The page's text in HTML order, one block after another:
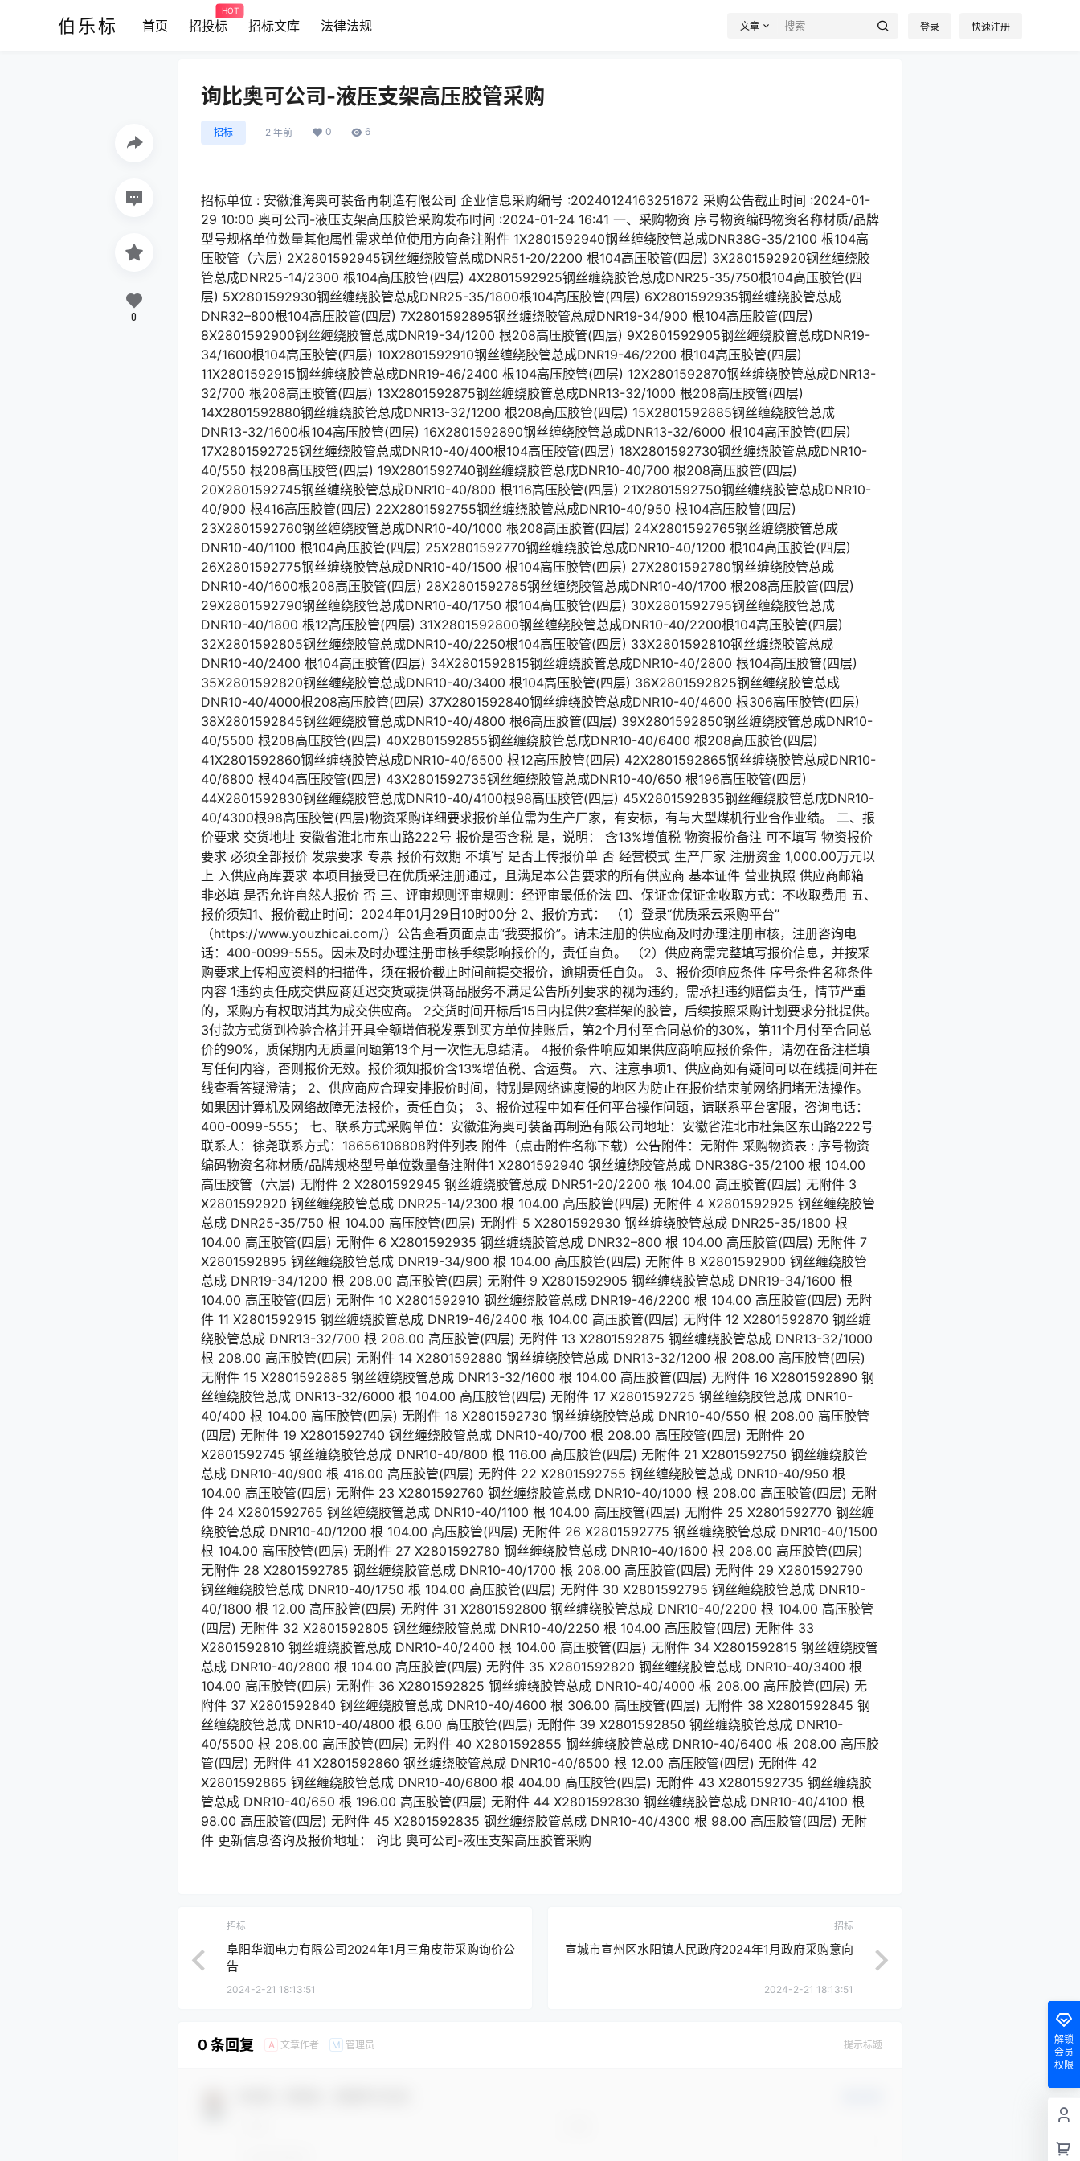
伯乐标 首页 招投标
HOT
招标文库 法律法规 文章 登录 快速注册
询比奥可公司-液压支架高压胶管采购
招标 2 年前 0 6
招标单位 : 安徽淮海奥可装备再制造有限公司 企业信息采购编号 :20240124163251672 采购公告截止时间 :2024-01-
29 10:00 奥可公司-液压支架高压胶管采购发布时间 :2024-01-24 16:41 一、采购物资 序号物资编码物资名称材质/品牌
型号规格单位数量其他属性需求单位使用方向备注附件 1X2801592940钢丝缠绕胶管总成DNR38G-35/2100 根104高
压胶管（六层) 2X2801592945钢丝缠绕胶管总成DNR51-20/2200 根104高压胶管(四层) 3X2801592920钢丝缠绕胶
管总成DNR25-14/2300 根104高压胶管(四层) 4X2801592925钢丝缠绕胶管总成DNR25-35/750根104高压胶管(四
层) 5X2801592930钢丝缠绕胶管总成DNR25-35/1800根104高压胶管(四层) 6X2801592935钢丝缠绕胶管总成
DNR32–800根104高压胶管(四层) 7X2801592895钢丝缠绕胶管总成DNR19-34/900 根104高压胶管(四层)
8X2801592900钢丝缠绕胶管总成DNR19-34/1200 根208高压胶管(四层) 9X2801592905钢丝缠绕胶管总成DNR19-
34/1600根104高压胶管(四层) 10X2801592910钢丝缠绕胶管总成DNR19-46/2200 根104高压胶管(四层)
11X2801592915钢丝缠绕胶管总成DNR19-46/2400 根104高压胶管(四层) 12X2801592870钢丝缠绕胶管总成DNR13-
32/700 根208高压胶管(四层) 13X2801592875钢丝缠绕胶管总成DNR13-32/1000 根208高压胶管(四层)
14X2801592880钢丝缠绕胶管总成DNR13-32/1200 根208高压胶管(四层) 15X2801592885钢丝缠绕胶管总成
DNR13-32/1600根104高压胶管(四层) 16X2801592890钢丝缠绕胶管总成DNR13-32/6000 根104高压胶管(四层)
17X2801592725钢丝缠绕胶管总成DNR10-40/400根104高压胶管(四层) 18X2801592730钢丝缠绕胶管总成DNR10-
40/550 根208高压胶管(四层) 19X2801592740钢丝缠绕胶管总成DNR10-40/700 根208高压胶管(四层)
20X2801592745钢丝缠绕胶管总成DNR10-40/800 根116高压胶管(四层) 21X2801592750钢丝缠绕胶管总成DNR10-
40/900 根416高压胶管(四层) 22X2801592755钢丝缠绕胶管总成DNR10-40/950 根104高压胶管(四层)
23X2801592760钢丝缠绕胶管总成DNR10-40/1000 根208高压胶管(四层) 24X2801592765钢丝缠绕胶管总成
DNR10-40/1100 根104高压胶管(四层) 25X2801592770钢丝缠绕胶管总成DNR10-40/1200 根104高压胶管(四层)
26X2801592775钢丝缠绕胶管总成DNR10-40/1500 根104高压胶管(四层) 27X2801592780钢丝缠绕胶管总成
DNR10-40/1600根208高压胶管(四层) 28X2801592785钢丝缠绕胶管总成DNR10-40/1700 根208高压胶管(四层)
29X2801592790钢丝缠绕胶管总成DNR10-40/1750 根104高压胶管(四层) 30X2801592795钢丝缠绕胶管总成
DNR10-40/1800 根12高压胶管(四层) 31X2801592800钢丝缠绕胶管总成DNR10-40/2200根104高压胶管(四层)
32X2801592805钢丝缠绕胶管总成DNR10-40/2250根104高压胶管(四层) 33X2801592810钢丝缠绕胶管总成
DNR10-40/2400 根104高压胶管(四层) 34X2801592815钢丝缠绕胶管总成DNR10-40/2800 根104高压胶管(四层)
35X2801592820钢丝缠绕胶管总成DNR10-40/3400 根104高压胶管(四层) 36X2801592825钢丝缠绕胶管总成
DNR10-40/4000根208高压胶管(四层) 37X2801592840钢丝缠绕胶管总成DNR10-40/4600 根306高压胶管(四层)
38X2801592845钢丝缠绕胶管总成DNR10-40/4800 根6高压胶管(四层) 39X2801592850钢丝缠绕胶管总成DNR10-
40/5500 根208高压胶管(四层) 40X2801592855钢丝缠绕胶管总成DNR10-40/6400 根208高压胶管(四层)
41X2801592860钢丝缠绕胶管总成DNR10-40/6500 根12高压胶管(四层) 42X2801592865钢丝缠绕胶管总成DNR10-
40/6800 根404高压胶管(四层) 43X2801592735钢丝缠绕胶管总成DNR10-40/650 根196高压胶管(四层)
44X2801592830钢丝缠绕胶管总成DNR10-40/4100根98高压胶管(四层) 45X2801592835钢丝缠绕胶管总成DNR10-
40/4300根98高压胶管(四层)物资采购详细要求报价单位需为生产厂家，有安标，有与大型煤机行业合作业绩。 二、报
价要求 交货地址 安徽省淮北市东山路222号 报价是否含税 是，说明： 含13%增值税 物资报价备注 可不填写 物资报价
要求 必须全部报价 发票要求 专票 报价有效期 不填写 是否上传报价单 否 经营模式 生产厂家 注册资金 1,000.00万元以
上 入供应商库要求 本项目接受已在优质采注册通过，且满足本公告要求的所有供应商 基本证件 营业执照 供应商邮箱
非必填 是否允许自然人报价 否 三、评审规则评审规则：经评审最低价法 四、保证金保证金收取方式：不收取费用 五、
报价须知1、报价截止时间：2024年01月29日10时00分 2、报价方式： （1）登录“优质采云采购平台”
（https://www.youzhicai.com/）公告查看页面点击“我要报价”。请未注册的供应商及时办理注册审核，注册咨询电
话：400-0099-555。因未及时办理注册审核手续影响报价的，责任自负。 （2）供应商需完整填写报价信息，并按采
购要求上传相应资料的扫描件，须在报价截止时间前提交报价，逾期责任自负。 3、报价须响应条件 序号条件名称条件
内容 1违约责任成交供应商延迟交货或提供商品服务不满足公告所列要求的视为违约，需承担违约赔偿责任，情节严重
的，采购方有权取消其为成交供应商。 2交货时间开标后15日内提供2套样架的胶管，后续按照采购计划要求分批提供。
3付款方式货到检验合格并开具全额增值税发票到买方单位挂账后，第2个月付至合同总价的30%，第11个月付至合同总
价的90%，质保期内无质量问题第13个月一次性无息结清。 4报价条件响应如果供应商响应报价条件，请勿在备注栏填
写任何内容，否则报价无效。报价须知报价含13%增值税、含运费。 六、注意事项1、供应商如有疑问可以在线提问并在
线查看答疑澄清； 2、供应商应合理安排报价时间，特别是网络速度慢的地区为防止在报价结束前网络拥堵无法操作。
如果因计算机及网络故障无法报价，责任自负； 3、报价过程中如有任何平台操作问题，请联系平台客服，咨询电话：
400-0099-555； 七、联系方式采购单位：安徽淮海奥可装备再制造有限公司地址：安徽省淮北市杜集区东山路222号
联系人：徐尧联系方式：18656106808附件列表 附件（点击附件名称下载）公告附件：无附件 采购物资表 : 序号物资
编码物资名称材质/品牌规格型号单位数量备注附件1 X2801592940 钢丝缠绕胶管总成 DNR38G-35/2100 根 104.00
高压胶管（六层) 无附件 2 X2801592945 钢丝缠绕胶管总成 DNR51-20/2200 根 104.00 高压胶管(四层) 无附件 3
X2801592920 钢丝缠绕胶管总成 DNR25-14/2300 根 104.00 高压胶管(四层) 无附件 4 X2801592925 钢丝缠绕胶管
总成 DNR25-35/750 根 104.00 高压胶管(四层) 无附件 5 X2801592930 钢丝缠绕胶管总成 DNR25-35/1800 根
104.00 高压胶管(四层) 无附件 6 X2801592935 钢丝缠绕胶管总成 DNR32–800 根 104.00 高压胶管(四层) 无附件 7
X2801592895 钢丝缠绕胶管总成 DNR19-34/900 根 104.00 高压胶管(四层) 无附件 8 X2801592900 钢丝缠绕胶管
总成 DNR19-34/1200 根 208.00 高压胶管(四层) 无附件 9 X2801592905 钢丝缠绕胶管总成 DNR19-34/1600 根
104.00 高压胶管(四层) 无附件 10 X2801592910 钢丝缠绕胶管总成 DNR19-46/2200 根 104.00 高压胶管(四层) 无附
件 11 X2801592915 钢丝缠绕胶管总成 DNR19-46/2400 根 104.00 高压胶管(四层) 无附件 12 X2801592870 钢丝缠
绕胶管总成 DNR13-32/700 根 208.00 高压胶管(四层) 无附件 13 X2801592875 钢丝缠绕胶管总成 DNR13-32/1000
根 208.00 高压胶管(四层) 无附件 14 X2801592880 钢丝缠绕胶管总成 DNR13-32/1200 根 208.00 高压胶管(四层)
无附件 15 X2801592885 钢丝缠绕胶管总成 DNR13-32/1600 根 104.00 高压胶管(四层) 无附件 16 X2801592890 钢
丝缠绕胶管总成 DNR13-32/6000 根 104.00 高压胶管(四层) 无附件 17 X2801592725 钢丝缠绕胶管总成 DNR10-
40/400 根 104.00 高压胶管(四层) 无附件 18 X2801592730 钢丝缠绕胶管总成 DNR10-40/550 根 208.00 高压胶管
(四层) 无附件 19 X2801592740 钢丝缠绕胶管总成 DNR10-40/700 根 208.00 高压胶管(四层) 无附件 20
X2801592745 钢丝缠绕胶管总成 DNR10-40/800 根 116.00 高压胶管(四层) 无附件 21 X2801592750 钢丝缠绕胶管
总成 DNR10-40/900 根 416.00 高压胶管(四层) 无附件 22 X2801592755 钢丝缠绕胶管总成 DNR10-40/950 根
104.00 高压胶管(四层) 无附件 23 X2801592760 钢丝缠绕胶管总成 DNR10-40/1000 根 208.00 高压胶管(四层) 无附
件 24 X2801592765 钢丝缠绕胶管总成 DNR10-40/1100 根 104.00 高压胶管(四层) 无附件 25 X2801592770 钢丝缠
绕胶管总成 DNR10-40/1200 根 104.00 高压胶管(四层) 无附件 26 X2801592775 钢丝缠绕胶管总成 DNR10-40/1500
根 104.00 高压胶管(四层) 无附件 27 X2801592780 钢丝缠绕胶管总成 DNR10-40/1600 根 208.00 高压胶管(四层)
无附件 28 X2801592785 钢丝缠绕胶管总成 DNR10-40/1700 根 208.00 高压胶管(四层) 无附件 29 X2801592790
钢丝缠绕胶管总成 DNR10-40/1750 根 104.00 高压胶管(四层) 无附件 30 X2801592795 钢丝缠绕胶管总成 DNR10-
40/1800 根 12.00 高压胶管(四层) 无附件 31 X2801592800 钢丝缠绕胶管总成 DNR10-40/2200 根 104.00 高压胶管
(四层) 无附件 32 X2801592805 钢丝缠绕胶管总成 DNR10-40/2250 根 104.00 高压胶管(四层) 无附件 33
X2801592810 钢丝缠绕胶管总成 DNR10-40/2400 根 104.00 高压胶管(四层) 无附件 34 X2801592815 钢丝缠绕胶管
总成 DNR10-40/2800 根 104.00 高压胶管(四层) 无附件 35 X2801592820 钢丝缠绕胶管总成 DNR10-40/3400 根
104.00 高压胶管(四层) 无附件 36 X2801592825 钢丝缠绕胶管总成 DNR10-40/4000 根 208.00 高压胶管(四层) 无
附件 37 X2801592840 钢丝缠绕胶管总成 DNR10-40/4600 根 306.00 高压胶管(四层) 无附件 38 X2801592845 钢
丝缠绕胶管总成 DNR10-40/4800 根 6.00 高压胶管(四层) 无附件 39 X2801592850 钢丝缠绕胶管总成 DNR10-
40/5500 根 208.00 高压胶管(四层) 无附件 40 X2801592855 钢丝缠绕胶管总成 DNR10-40/6400 根 208.00 高压胶
管(四层) 无附件 41 X2801592860 钢丝缠绕胶管总成 DNR10-40/6500 根 12.00 高压胶管(四层) 无附件 42
X2801592865 钢丝缠绕胶管总成 DNR10-40/6800 根 404.00 高压胶管(四层) 无附件 43 X2801592735 钢丝缠绕胶
管总成 DNR10-40/650 根 196.00 高压胶管(四层) 无附件 44 X2801592830 钢丝缠绕胶管总成 DNR10-40/4100 根
98.00 高压胶管(四层) 无附件 45 X2801592835 钢丝缠绕胶管总成 DNR10-40/4300 根 98.00 高压胶管(四层) 无附
件 更新信息咨询及报价地址： 询比 奥可公司-液压支架高压胶管采购
0
招标
阜阳华润电力有限公司2024年1月三角皮带采购询价公
告
2024-2-21 18:13:51
招标
宣城市宣州区水阳镇人民政府2024年1月政府采购意向
2024-2-21 18:13:51
0 条回复 A 文章作者 M 管理员 提示标题
解锁
会员
权限